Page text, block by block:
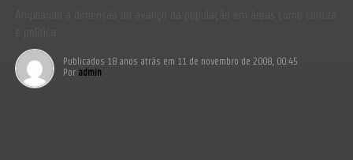
Publicados 18 anos atrás em 11 de novembro de 2008, 00:45
Por admin